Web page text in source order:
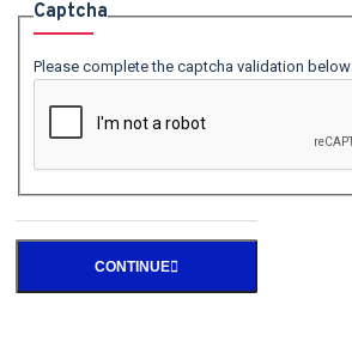
Captcha
Please complete the captcha validation below
CONTINUE